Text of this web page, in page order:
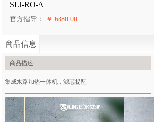
SLJ-RO-A
官方指导： ￥ 6880.00
商品信息
商品描述
集成水路加热一体机，滤芯提醒